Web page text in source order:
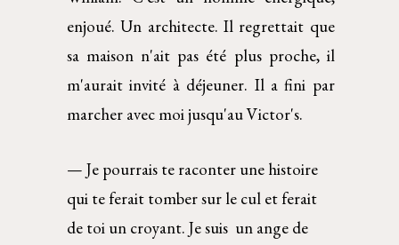
enjoué. Un architecte. Il regrettait que
sa maison n'ait pas été plus proche, il
m'aurait invité à déjeuner. Il a fini par
marcher avec moi jusqu'au Victor's.
— Je pourrais te raconter une histoire
qui te ferait tomber sur le cul et ferait
de toi un croyant. Je suis  un ange de